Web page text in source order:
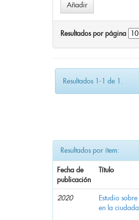
Resultados por página
Resultados 1-1 de 1.
Resultados por ítem:
Fecha de
publicación
Título
2020
Estudio
en la